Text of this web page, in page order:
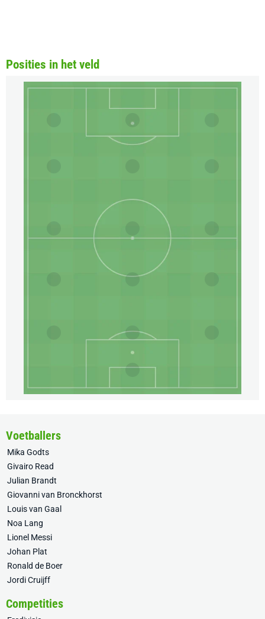
Posities in het veld
Voetballers
Mika Godts
Givairo Read
Julian Brandt
Giovanni van Bronckhorst
Louis van Gaal
Noa Lang
Lionel Messi
Johan Plat
Ronald de Boer
Jordi Cruijff
Competities